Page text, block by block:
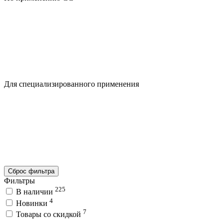
Для специализированного применения
Сброс фильтра
Фильтры
В наличии 225
Новинки 4
Товары со скидкой 7